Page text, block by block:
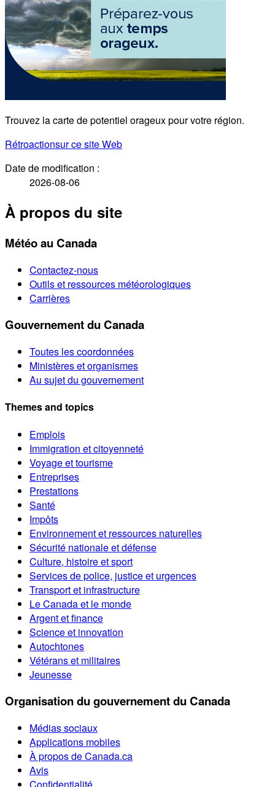
Trouvez la carte de potentiel orageux pour votre région.
Rétroactionsur ce site Web
Date de modification :
2026-08-06
À propos du site
Météo au Canada
Contactez-nous
Outils et ressources météorologiques
Carrières
Gouvernement du Canada
Toutes les coordonnées
Ministères et organismes
Au sujet du gouvernement
Themes and topics
Emplois
Immigration et citoyenneté
Voyage et tourisme
Entreprises
Prestations
Santé
Impôts
Environnement et ressources naturelles
Sécurité nationale et défense
Culture, histoire et sport
Services de police, justice et urgences
Transport et infrastructure
Le Canada et le monde
Argent et finance
Science et innovation
Autochtones
Vétérans et militaires
Jeunesse
Organisation du gouvernement du Canada
Médias sociaux
Applications mobiles
À propos de Canada.ca
Avis